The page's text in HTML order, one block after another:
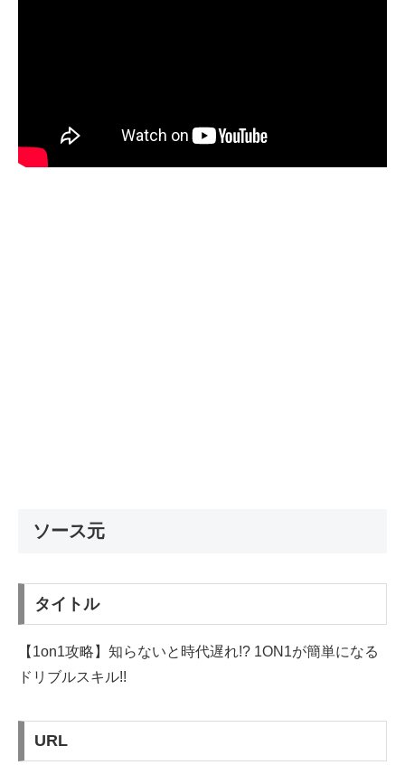
ソース元
タイトル
【1on1攻略】知らないと時代遅れ!? 1ON1が簡単になる
ドリブルスキル!!
URL